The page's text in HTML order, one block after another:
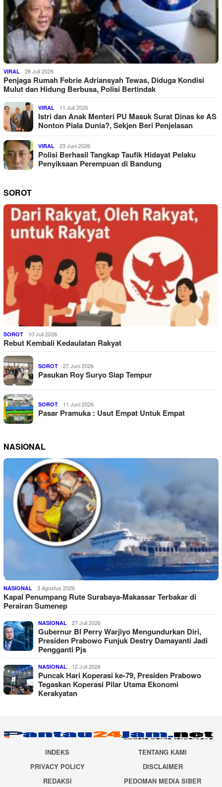
VIRAL 28 Juli 2026
Penjaga Rumah Febrie Adriansyah Tewas, Diduga Kondisi
Mulut dan Hidung Berbusa, Polisi Bertindak
VIRAL 11 Juli 2026
Istri dan Anak Menteri PU Masuk Surat Dinas ke AS
Nonton Piala Dunia?, Sekjen Beri Penjelasan
VIRAL 23 Juni 2026
Polisi Berhasil Tangkap Taufik Hidayat Pelaku
Penyiksaan Perempuan di Bandung
SOROT
SOROT 10 Juli 2026
Rebut Kembali Kedaulatan Rakyat
SOROT 27 Juni 2026
Pasukan Roy Suryo Siap Tempur
SOROT 11 Juni 2026
Pasar Pramuka : Usut Empat Untuk Empat
NASIONAL
NASIONAL 3 Agustus 2026
Kapal Penumpang Rute Surabaya-Makassar Terbakar di
Perairan Sumenep
NASIONAL 27 Juli 2026
Gubernur BI Perry Warjiyo Mengundurkan Diri,
Presiden Prabowo Funjuk Destry Damayanti Jadi
Pengganti Pjs
NASIONAL 12 Juli 2026
Puncak Hari Koperasi ke-79, Presiden Prabowo
Tegaskan Koperasi Pilar Utama Ekonomi
Kerakyatan
INDEKS
TENTANG KAMI
PRIVACY POLICY
DISCLAIMER
REDAKSI
PEDOMAN MEDIA SIBER